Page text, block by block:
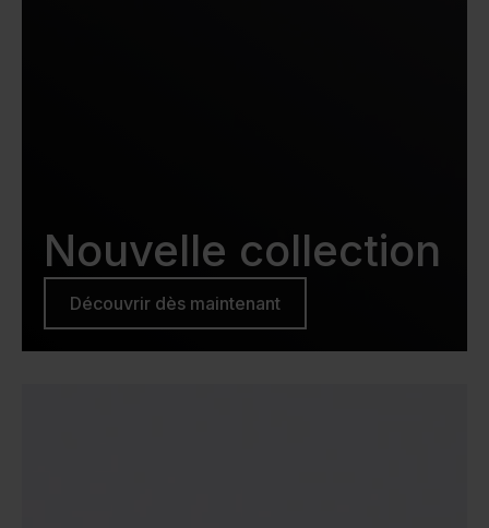
Nouvelle collection
Découvrir dès maintenant